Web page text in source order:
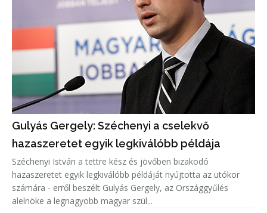
Gulyás Gergely: Széchenyi a cselekvő
hazaszeretet egyik legkiválóbb példája
Széchenyi István a tettre kész és jövőben bizakodó
hazaszeretet egyik legkiválóbb példáját nyújtotta az utókor
számára - erről beszélt Gulyás Gergely, az Országgyűlés
alelnöke a legnagyobb magyar szül...